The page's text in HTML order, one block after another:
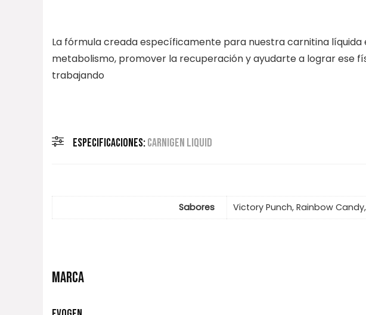
La fórmula creada específicamente para nuestra carnitina
metabolismo, promover la recuperación y ayudarte a lograr ese
trabajando
ESPECIFICACIONES:CARNIGEN LIQUID
Sabores Victory Punch, Rainbow
MARCA